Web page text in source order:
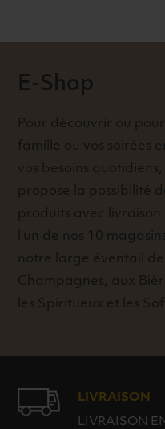
E-Shop
Pour découvrir ou
famille ou vos soirées
vos besoins
propose la possibilité
produits avec
l'un de nos 10
notre large éventail de
Champagnes, aux
les Spiritueux et les
LIVRAISON
LIVRAISON